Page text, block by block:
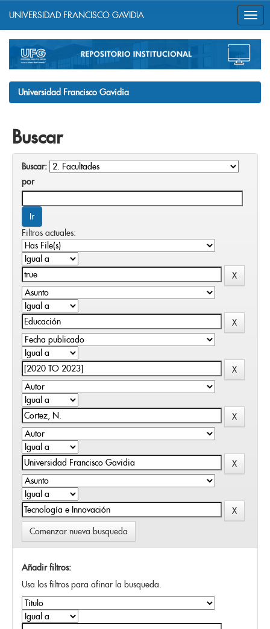
navigation
UNIVERSIDAD FRANCISCO GAVIDIA
Universidad Francisco Gavidia
Buscar
Buscar:
por
Filtros actuales:
Comenzar nueva busqueda
Añadir filtros:
Usa los filtros para afinar la busqueda.